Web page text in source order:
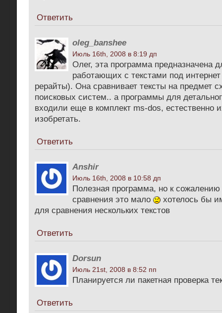
Ответить
oleg_banshee
Июль 16th, 2008 в 8:19 дп
Олег, эта программа предназначена
работающих с текстами под
рерайты). Она сравнивает тексты на предмет
поисковых систем.. а программы для
входили еще в комплект ms-dos, естественно
изобретать.
Ответить
Anshir
Июль 16th, 2008 в 10:58 дп
Полезная программа, но к сожалению
сравнения это мало
хотелось бы
для сравнения нескольких текстов
Ответить
Dorsun
Июль 21st, 2008 в 8:52 пп
Планируется ли пакетная проверка
Ответить